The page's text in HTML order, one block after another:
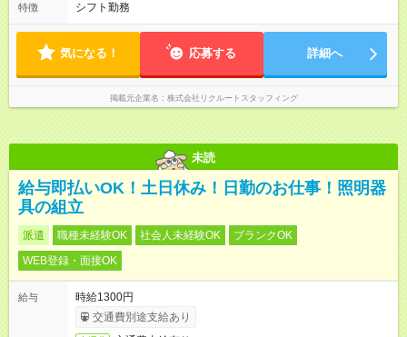
特徴 シフト勤務
気になる！ 応募する 詳細へ
掲載元企業名 株式会社リクルートスタッフィング
未読
給与即払いOK！土日休み！日勤のお仕事！照明器
具の組立
派遣 職種未経験OK 社会人未経験OK
ブランクOK
WEB登録・面接OK
給与
時給1300円
交通費別途支給あり